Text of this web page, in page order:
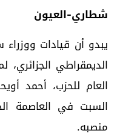
شطاري-العيون
يبدو أن قيادات
الديمقراطي
العام للحزب، أحمد
السبت في العاصمة
منصبه.